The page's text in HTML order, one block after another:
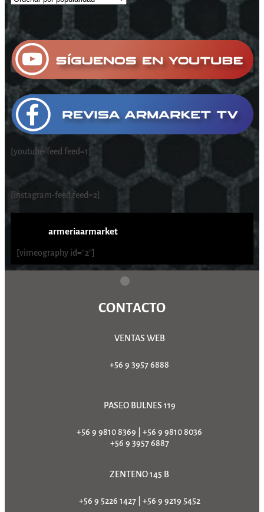
[youtube-feed feed=1]
[instagram-feed feed=2]
armeriaarmarket
[vimeography id="2"]
CONTACTO
VENTAS WEB
+56 9 3957 6888
PASEO BULNES 119
+56 9 9810 8369
+56 9 9810 8036
+56 9 3957 6887
ZENTENO 145 B
+56 9 5226 1427| +56 9 9219 5452